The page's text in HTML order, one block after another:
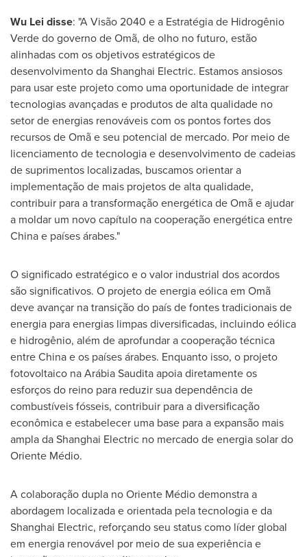
Wu Lei disse: "A Visão 2040 e a Estratégia de Hidrogênio
Verde do governo de Omã, de olho no futuro, estão
alinhadas com os objetivos estratégicos de
desenvolvimento da Shanghai Electric. Estamos ansiosos
para usar este projeto como uma oportunidade de integrar
tecnologias avançadas e produtos de alta qualidade no
setor de energias renováveis com os pontos fortes dos
recursos de Omã e seu potencial de mercado. Por meio de
licenciamento de tecnologia e desenvolvimento de cadeias
de suprimentos localizadas, buscamos orientar a
implementação de mais projetos de alta qualidade,
contribuir para a transformação energética de Omã e ajudar
a moldar um novo capítulo na cooperação energética entre
Chinae países árabes."
O significado estratégico e o valor industrial dos acordos
são significativos. O projeto de energia eólica em Omã
deve avançar na transição do país de fontes tradicionais de
energia para energias limpas diversificadas, incluindo eólica
e hidrogênio, além de aprofundar a cooperação técnica
entreChinae os países árabes. Enquanto isso, o projeto
fotovoltaico na Arábia Saudita apoia diretamente os
esforços do reino para reduzir sua dependência de
combustíveis fósseis, contribuir para a diversificação
econômica e estabelecer uma base para a expansão mais
ampla da Shanghai Electric no mercado de energia solar do
Oriente Médio.
A colaboração dupla no Oriente Médio demonstra a
abordagem localizada e orientada pela tecnologia e da
Shanghai Electric, reforçando seu status como líder global
em energia renovável por meio de sua experiência e